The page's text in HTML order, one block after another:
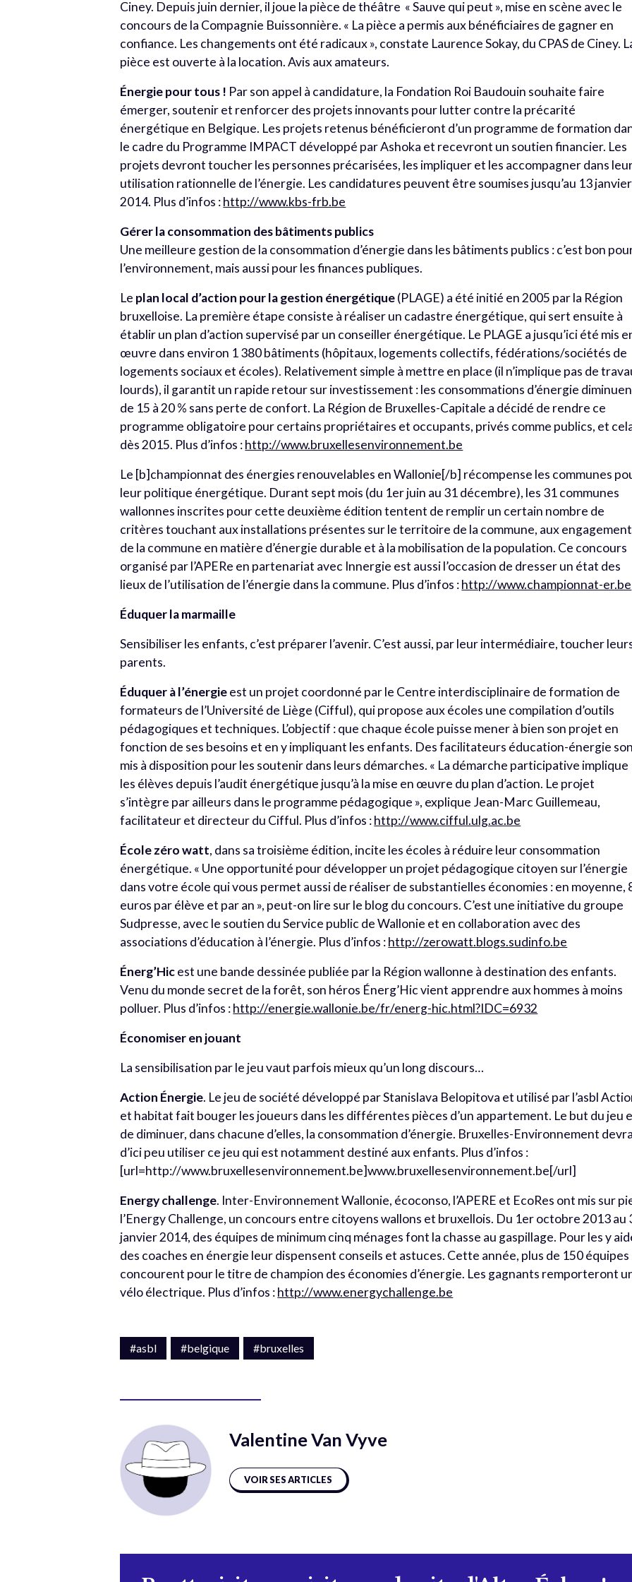
Ciney. Depuis juin dernier, il joue la pièce de théâtre « Sauve qui peut », mise en scène avec le
concours de la Compagnie Buissonnière. « La pièce a permis aux bénéficiaires de gagner en
confiance. Les changements ont été radicaux », constate Laurence Sokay, du CPAS de Ciney.
pièce est ouverte à la location. Avis aux amateurs.
Énergie pour tous ! Par son appel à candidature, la Fondation Roi Baudouin souhaite faire
émerger, soutenir et renforcer des projets innovants pour lutter contre la précarité
énergétique en Belgique. Les projets retenus bénéficieront d’un programme de formation
le cadre du Programme IMPACT développé par Ashoka et recevront un soutien financier. Les
projets devront toucher les personnes précarisées, les impliquer et les accompagner dans
utilisation rationnelle de l’énergie. Les candidatures peuvent être soumises jusqu’au 13 janvier
2014. Plus d’infos :http://www.kbs-frb.be
Gérer la consommation des bâtiments publics
Une meilleure gestion de la consommation d’énergie dans les bâtiments publics : c’est bon
l’environnement, mais aussi pour les finances publiques.
Le plan local d’action pour la gestion énergétique(PLAGE) a été initié en 2005 par la Région
bruxelloise. La première étape consiste à réaliser un cadastre énergétique, qui sert ensuite à
établir un plan d’action supervisé par un conseiller énergétique. Le PLAGE a jusqu’ici été mis
œuvre dans environ 1 380 bâtiments (hôpitaux, logements collectifs, fédérations/sociétés de
logements sociaux et écoles). Relativement simple à mettre en place (il n’implique pas de
lourds), il garantit un rapide retour sur investissement : les consommations d’énergie
de 15 à 20 % sans perte de confort. La Région de Bruxelles-Capitale a décidé de rendre ce
programme obligatoire pour certains propriétaires et occupants, privés comme publics, et
dès 2015. Plus d’infos :http://www.bruxellesenvironnement.be
Le [b]championnat des énergies renouvelables en Wallonie[/b] récompense les communes
leur politique énergétique. Durant sept mois (du 1er juin au 31 décembre), les 31 communes
wallonnes inscrites pour cette deuxième édition tentent de remplir un certain nombre de
critères touchant aux installations présentes sur le territoire de la commune, aux
de la commune en matière d’énergie durable et à la mobilisation de la population. Ce concours
organisé par l’APERe en partenariat avec Innergie est aussi l’occasion de dresser un état des
lieux de l’utilisation de l’énergie dans la commune. Plus d’infos :http://www.championnat-er.be
Éduquer la marmaille
Sensibiliser les enfants, c’est préparer l’avenir. C’est aussi, par leur intermédiaire, toucher
parents.
Éduquer à l’énergieest un projet coordonné par le Centre interdisciplinaire de formation de
formateurs de l’Université de Liège (Cifful), qui propose aux écoles une compilation d’outils
pédagogiques et techniques. L’objectif : que chaque école puisse mener à bien son projet en
fonction de ses besoins et en y impliquant les enfants. Des facilitateurs éducation-énergie
mis à disposition pour les soutenir dans leurs démarches. « La démarche participative implique
les élèves depuis l’audit énergétique jusqu’à la mise en œuvre du plan d’action. Le projet
s’intègre par ailleurs dans le programme pédagogique », explique Jean-Marc Guillemeau,
facilitateur et directeur du Cifful. Plus d’infos :http://www.cifful.ulg.ac.be
École zéro watt, dans sa troisième édition, incite les écoles à réduire leur consommation
énergétique. « Une opportunité pour développer un projet pédagogique citoyen sur l’énergie
dans votre école qui vous permet aussi de réaliser de substantielles économies : en moyenne,
euros par élève et par an », peut-on lire sur le blog du concours. C’est une initiative du groupe
Sudpresse, avec le soutien du Service public de Wallonie et en collaboration avec des
associations d’éducation à l’énergie. Plus d’infos :http://zerowatt.blogs.sudinfo.be
Énerg’Hicest une bande dessinée publiée par la Région wallonne à destination des enfants.
Venu du monde secret de la forêt, son héros Énerg’Hic vient apprendre aux hommes à moins
polluer. Plus d’infos :http://energie.wallonie.be/fr/energ-hic.html?IDC=6932
Économiser en jouant
La sensibilisation par le jeu vaut parfois mieux qu’un long discours…
Action Énergie. Le jeu de société développé par Stanislava Belopitova et utilisé par l’asbl
et habitat fait bouger les joueurs dans les différentes pièces d’un appartement. Le but du jeu
de diminuer, dans chacune d’elles, la consommation d’énergie. Bruxelles-Environnement
d’ici peu utiliser ce jeu qui est notamment destiné aux enfants. Plus d’infos :
[url=http://www.bruxellesenvironnement.be]www.bruxellesenvironnement.be[/url]
Energy challenge. Inter-Environnement Wallonie, écoconso, l’APERE et EcoRes ont mis sur
l’Energy Challenge, un concours entre citoyens wallons et bruxellois. Du 1er octobre 2013 au
janvier 2014, des équipes de minimum cinq ménages font la chasse au gaspillage. Pour les y
des coaches en énergie leur dispensent conseils et astuces. Cette année, plus de 150 équipes
concourent pour le titre de champion des économies d’énergie. Les gagnants remporteront
vélo électrique. Plus d’infos :http://www.energychallenge.be
#asbl #belgique #bruxelles
Valentine Van Vyve
VOIR SES ARTICLES